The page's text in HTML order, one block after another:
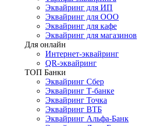
Эквайринг для ИП
Эквайринг для ООО
Эквайринг для кафе
Эквайринг для магазинов
Для онлайн
Интернет-эквайринг
QR-эквайринг
ТОП Банки
Эквайринг Сбер
Эквайринг Т-банке
Эквайринг Точка
Эквайринг ВТБ
Эквайринг Альфа-Банк